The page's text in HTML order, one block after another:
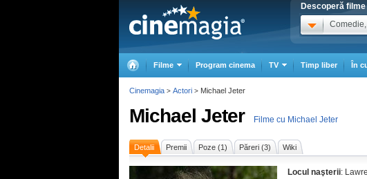
Descoperă filme
Filme Program cinema TV Timp liber În
Michael Jeter Filme cu Michael Jeter
Detalii Premii Poze (1) Păreri (3) Wiki
Locul naşterii:
Cinemagia > Actori > Michael Jeter